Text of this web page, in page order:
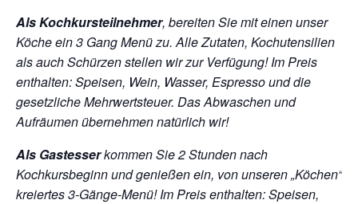
Als Kochkursteilnehmer, bereiten Sie mit einen unser
Köche ein 3 Gang Menü zu. Alle Zutaten, Kochutensilien
als auch Schürzen stellen wir zur Verfügung!Im Preis
enthalten: Speisen, Wein, Wasser, Espresso und die
gesetzliche Mehrwertsteuer. Das Abwaschen und
Aufräumen übernehmen natürlich wir!
Als Gastesserkommen Sie 2 Stunden nach
Kochkursbeginn und genießen ein, von unseren „Köchen“
kreiertes 3-Gänge-Menü!Im Preis enthalten: Speisen,